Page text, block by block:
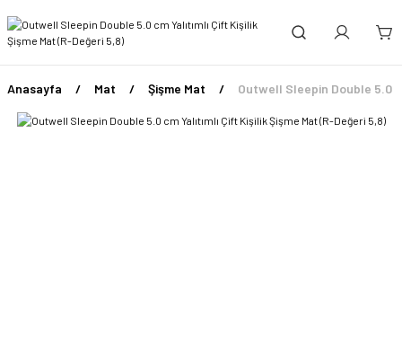
Anasayfa Mat Şişme Mat Outwell Sleepin Double 5.0